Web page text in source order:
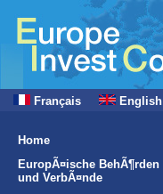
Français English
Home
EuropÃ¤ische BehÃ¶rden
und VerbÃ¤nde